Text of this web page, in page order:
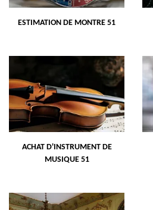
ESTIMATION DE MONTRE 51
ACHAT D'INSTRUMENT DE
MUSIQUE 51